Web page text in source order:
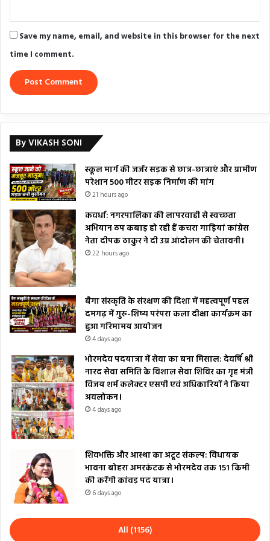
Save my name, email, and website in this browser for the next
time I comment.
By VIKASH SONI
स्कूल मार्ग की जर्जर सड़क से छात्र-छात्राएं और ग्रामीण
परेशान 500 मीटर सड़क निर्माण की मांग
21 hours ago
कवर्धा: नगरपालिका की लापरवाही से स्वच्छता
अभियान ठप कबाड़ हो रही हैं कचरा गाड़ियां कांग्रेस
नेता दीपक ठाकुर ने दी उग्र आंदोलन की चेतावनी।
22 hours ago
बैगा संस्कृति के संरक्षण की दिशा में महत्वपूर्ण पहल
दमगढ़ में गुरु-शिष्य परंपरा कला दीक्षा कार्यक्रम का
हुआ गरिमामय आयोजन
4 days ago
भोरमदेव पदयात्रा में सेवा का बना मिसाल: देवर्षि श्री
नारद सेवा समिति के विशाल सेवा शिविर का गृह मंत्री
विजय शर्म कलेक्टर एसपी एवं अधिकारियों ने किया
अवलोकन।
4 days ago
शिवभक्ति और आस्था का अटूट संकल्प: विधायक
भावना बोहरा अमरकंटक से भोरमदेव तक 151 किमी
की करेंगी कांवड़ पद यात्रा।
6 days ago
All (1156)